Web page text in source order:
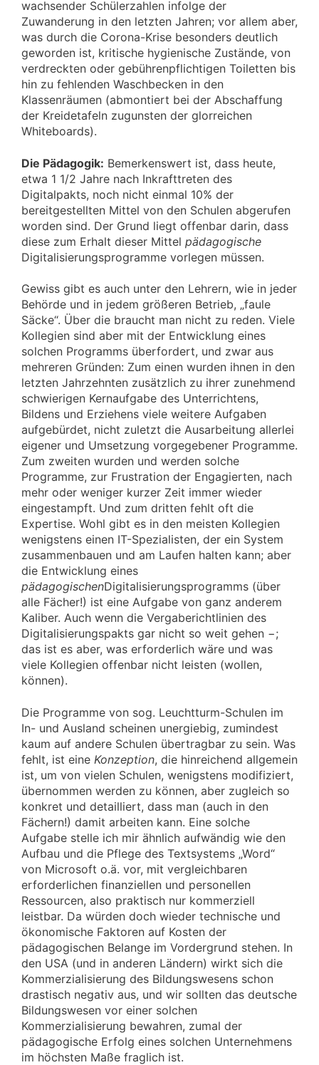
wachsender Schülerzahlen infolge der
Zuwanderung in den letzten Jahren; vor allem aber,
was durch die Corona-Krise besonders deutlich
geworden ist, kritische hygienische Zustände, von
verdreckten oder gebührenpflichtigen Toiletten bis
hin zu fehlenden Waschbecken in den
Klassenräumen (abmontiert bei der Abschaffung
der Kreidetafeln zugunsten der glorreichen
Whiteboards).
Die Pädagogik: Bemerkenswert ist, dass heute,
etwa 1 1/2 Jahre nach Inkrafttreten des
Digitalpakts, noch nicht einmal 10% der
bereitgestellten Mittel von den Schulen abgerufen
worden sind. Der Grund liegt offenbar darin, dass
diese zum Erhalt dieser Mittel pädagogische
Digitalisierungsprogramme vorlegen müssen.
Gewiss gibt es auch unter den Lehrern, wie in jeder
Behörde und in jedem größeren Betrieb, „fau­le
Säcke“. Über die braucht man nicht zu reden. Viele
Kollegien sind aber mit der Entwicklung eines
solchen Programms überfordert, und zwar aus
mehreren Gründen: Zum einen wurden ihnen in den
letzten Jahrzehnten zusätzlich zu ihrer zunehmend
schwierigen Kernaufgabe des Unterrichtens,
Bildens und Erziehens viele weitere Aufgaben
aufgebürdet, nicht zuletzt die Ausarbeitung allerlei
eigener und Umsetzung vorgegebener Programme.
Zum zweiten wurden und werden solche
Programme, zur Frustration der Engagierten, nach
mehr oder weniger kurzer Zeit immer wieder
eingestampft. Und zum dritten fehlt oft die
Expertise. Wohl gibt es in den meisten Kollegien
wenigstens einen IT-Spezialisten, der ein System
zusammenbauen und am Laufen halten kann; aber
die Entwicklung eines
pädagogischenDigitalisierungsprogramms (über
alle Fächer!) ist eine Aufgabe von ganz anderem
Kaliber. Auch wenn die Vergaberichtlinien des
Digitalisierungspakts gar nicht so weit gehen −;
das ist es aber, was erforderlich wäre und was
viele Kollegien offenbar nicht leisten (wollen,
können).
Die Programme von sog. Leuchtturm-Schulen im
In- und Ausland scheinen unergiebig, zumindest
kaum auf andere Schulen übertragbar zu sein. Was
fehlt, ist eine Konzeption, die hinreichend allgemein
ist, um von vielen Schulen, wenigstens modifiziert,
übernommen werden zu können, aber zugleich so
konkret und detailliert, dass man (auch in den
Fächern!) damit arbeiten kann. Eine solche
Aufgabe stelle ich mir ähnlich aufwändig wie den
Aufbau und die Pflege des Textsystems „Word“
von Microsoft o.ä. vor, mit vergleichbaren
erforderlichen finanziellen und personellen
Ressourcen, also praktisch nur kommerziell
leistbar. Da würden doch wieder technische und
ökonomische Faktoren auf Kosten der
pädagogischen Belange im Vordergrund stehen. In
den USA (und in anderen Ländern) wirkt sich die
Kommerzialisierung des Bildungswesens schon
drastisch negativ aus, und wir sollten das deutsche
Bildungswesen vor einer solchen
Kommerzialisierung bewahren, zumal der
pädagogische Erfolg eines solchen Unternehmens
im höchsten Maße fraglich ist.